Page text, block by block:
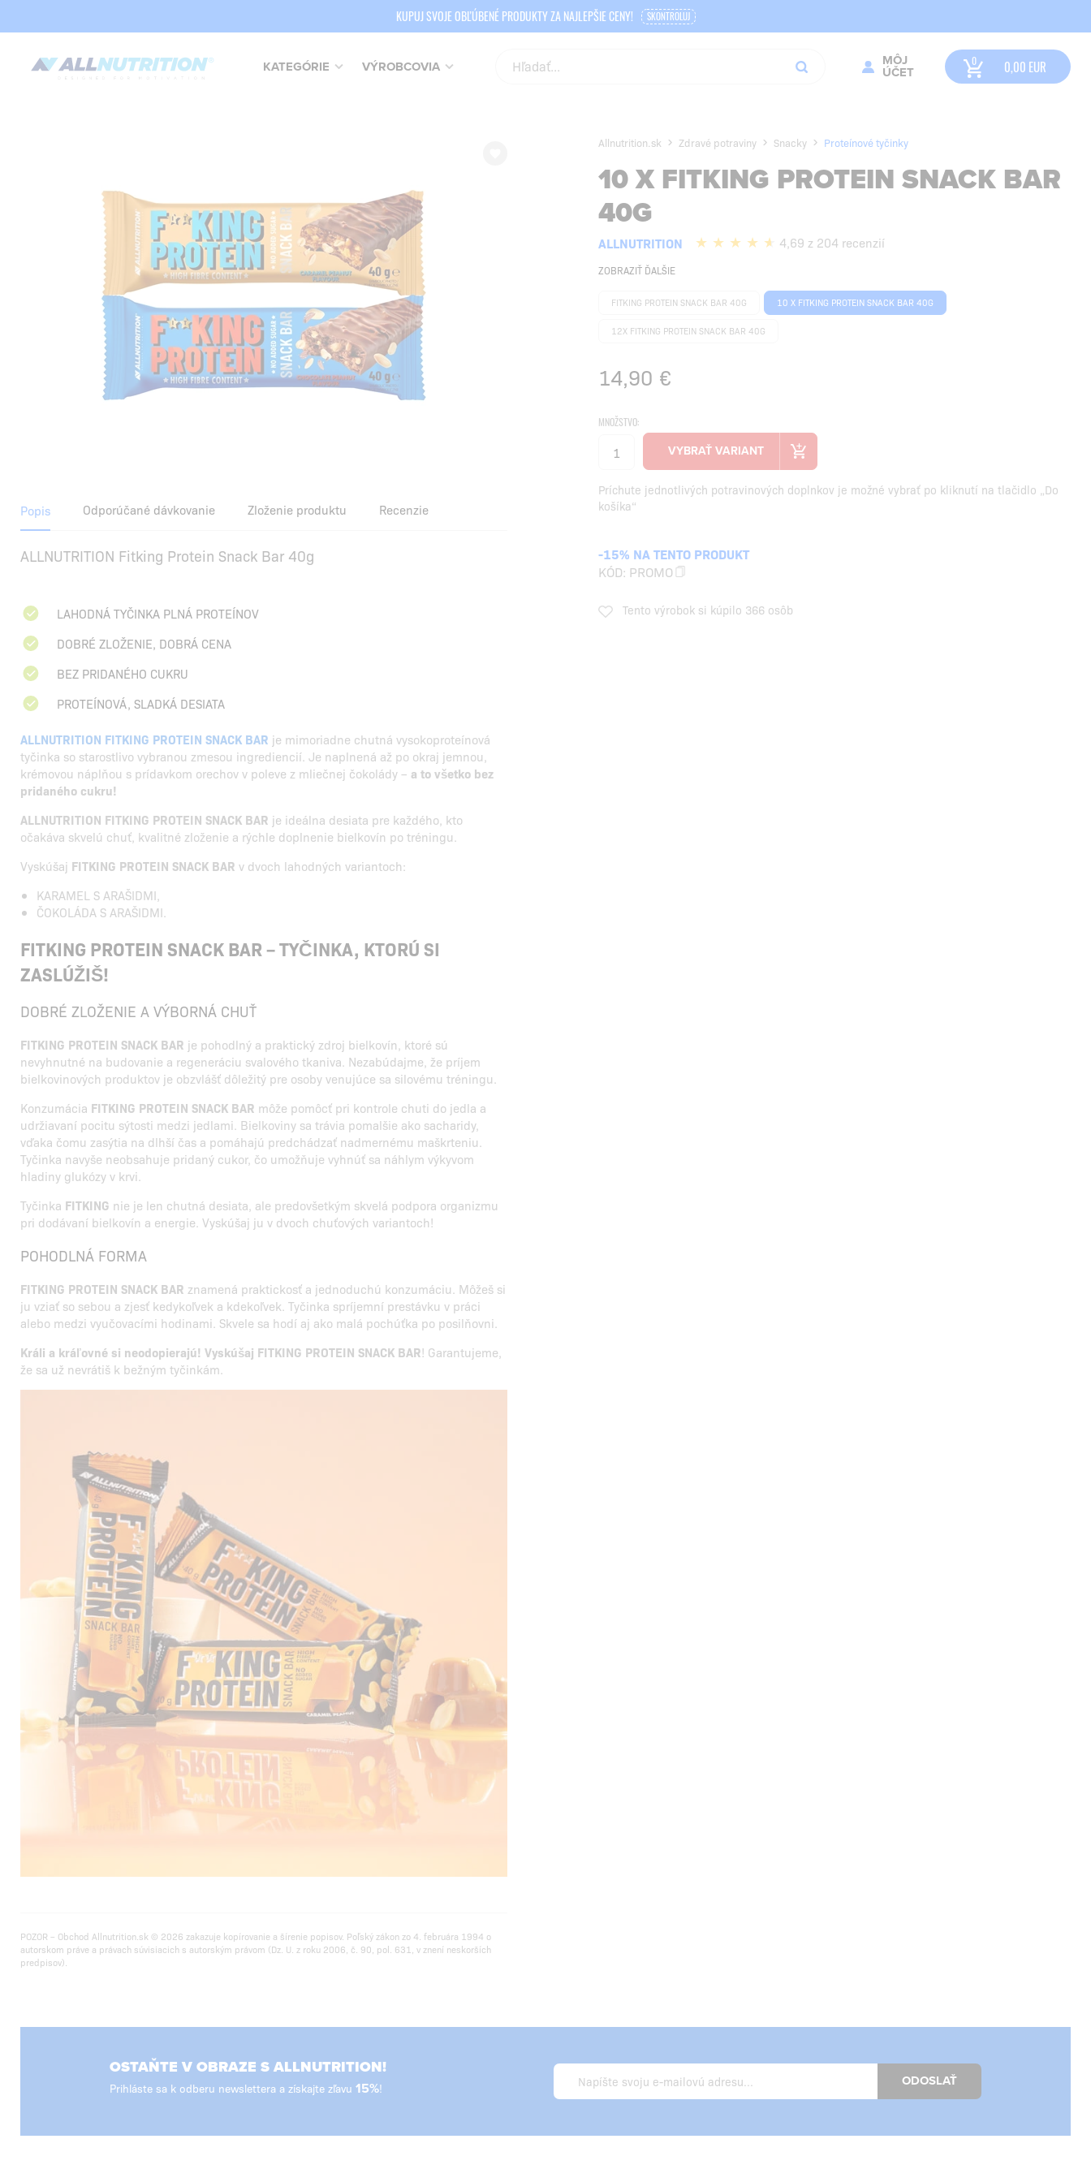
KUPUJ SVOJE OBĽÚBENÉ PRODUKTY ZA NAJLEPŠIE CENY! SKONTROLUJ
KATEGÓRIE VÝROBCOVIA
MÔJ
ÚČET
0,00 EUR
Allnutrition.sk Zdravé potraviny Snacky Proteínové tyčinky
10 X FITKING PROTEIN SNACK BAR
40G
ALLNUTRITION 4,69 z 204 recenzií
ZOBRAZIŤ ĎALŠIE
FITKING PROTEIN SNACK BAR 40G 10 X FITKING PROTEIN SNACK BAR 40G
12X FITKING PROTEIN SNACK BAR 40G
14,90 €
Príchute jednotlivých potravinových doplnkov je možné vybrať po kliknutí na tlačidlo „Do
košíka“
MNOŽSTVO:
-15% NA TENTO PRODUKT
KÓD: PROMO
Tento výrobok si kúpilo 366 osôb
Popis Odporúčané dávkovanie Zloženie produktu Recenzie
ALLNUTRITION Fitking Protein Snack Bar 40g
LAHODNÁ TYČINKA PLNÁ PROTEÍNOV
DOBRÉ ZLOŽENIE, DOBRÁ CENA
BEZ PRIDANÉHO CUKRU
PROTEÍNOVÁ, SLADKÁ DESIATA
ALLNUTRITION FITKING PROTEIN SNACK BAR je mimoriadne chutná vysokoproteínová
tyčinka so starostlivo vybranou zmesou ingrediencií. Je naplnená až po okraj jemnou,
krémovou náplňou s prídavkom orechov v poleve z mliečnej čokolády – a to všetko bez
pridaného cukru!
ALLNUTRITION FITKING PROTEIN SNACK BAR je ideálna desiata pre každého, kto
očakáva skvelú chuť, kvalitné zloženie a rýchle doplnenie bielkovín po tréningu.
Vyskúšaj FITKING PROTEIN SNACK BAR v dvoch lahodných variantoch:
KARAMEL S ARAŠIDMI,
ČOKOLÁDA S ARAŠIDMI.
FITKING PROTEIN SNACK BAR – TYČINKA, KTORÚ SI
ZASLÚŽIŠ!
DOBRÉ ZLOŽENIE A VÝBORNÁ CHUŤ
FITKING PROTEIN SNACK BAR je pohodlný a praktický zdroj bielkovín, ktoré sú
nevyhnutné na budovanie a regeneráciu svalového tkaniva. Nezabúdajme, že príjem
bielkovinových produktov je obzvlášť dôležitý pre osoby venujúce sa silovému tréningu.
Konzumácia FITKING PROTEIN SNACK BAR môže pomôcť pri kontrole chuti do jedla a
udržiavaní pocitu sýtosti medzi jedlami. Bielkoviny sa trávia pomalšie ako sacharidy,
vďaka čomu zasýtia na dlhší čas a pomáhajú predchádzať nadmernému maškrteniu.
Tyčinka navyše neobsahuje pridaný cukor, čo umožňuje vyhnúť sa náhlym výkyvom
hladiny glukózy v krvi.
Tyčinka FITKING nie je len chutná desiata, ale predovšetkým skvelá podpora organizmu
pri dodávaní bielkovín a energie. Vyskúšaj ju v dvoch chuťových variantoch!
POHODLNÁ FORMA
FITKING PROTEIN SNACK BAR znamená praktickosť a jednoduchú konzumáciu. Môžeš si
ju vziať so sebou a zjesť kedykoľvek a kdekoľvek. Tyčinka spríjemní prestávku v práci
alebo medzi vyučovacími hodinami. Skvele sa hodí aj ako malá pochúťka po posilňovni.
Králi a kráľovné si neodopierajú! Vyskúšaj FITKING PROTEIN SNACK BAR! Garantujeme,
že sa už nevrátiš k bežným tyčinkám.
POZOR – Obchod Allnutrition.sk © 2026 zakazuje kopírovanie a šírenie popisov. Poľský zákon zo 4. februára 1994 o
autorskom práve a právach súvisiacich s autorským právom (Dz. U. z roku 2006, č. 90, pol. 631, v znení neskorších
predpisov).
OSTAŇTE V OBRAZE S ALLNUTRITION!
Prihláste sa k odberu newslettera a získajte zľavu 15%! ODOSLAŤ